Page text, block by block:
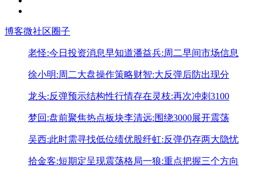
博客微社区圈子
老怪:今日投资消息早知道潘益兵:周二早间市场信息
徐小明:周二大盘操作策略财智:大反弹后防出现分
龙头:反弹预示结构性行情存在灵枝:再次冲刺3100
梦回:盘前聚焦热点板块李清远:围绕3000展开震荡
吴西:此时需寻找低位绩优股纤虹:反弹仍存两大隐忧
拾金客:短期定呈现震荡格局一狼:重点把握三个方向